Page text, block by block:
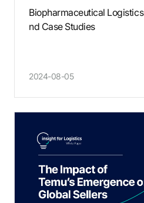
Biopharmaceutical
nd Case Studies
2024-08-05